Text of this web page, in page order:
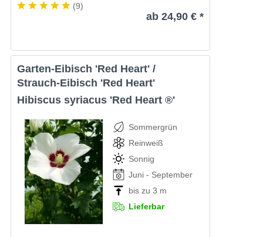
(9)
ab 24,90 € *
Garten-Eibisch 'Red Heart' /
Strauch-Eibisch 'Red Heart'
Hibiscus syriacus 'Red Heart ®'
Sommergrün
Reinweiß
Sonnig
Juni - September
bis zu 3 m
Lieferbar